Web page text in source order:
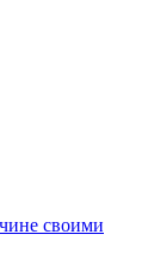
своими